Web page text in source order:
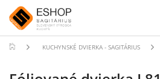
KUCHYNSKÉ DVIERKA - SAGITÁRIUS